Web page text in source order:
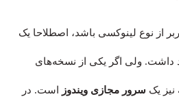
از نوع لینوکسی باشد، اصطلاحا یک
داشت. ولی اگر یکی از نسخه‌های
نیز یک سرور مجازی ویندوز است. در